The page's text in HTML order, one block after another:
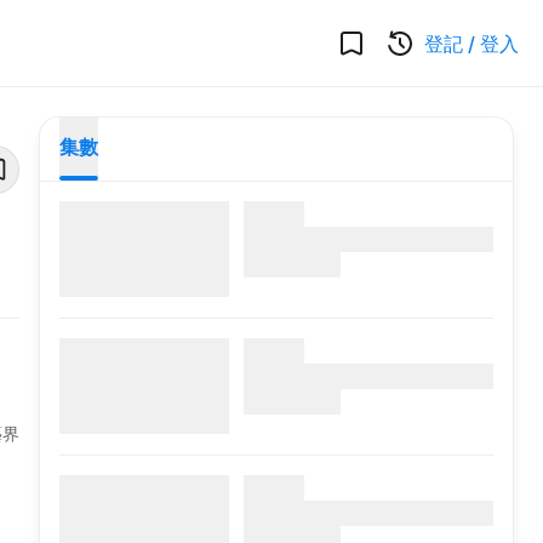
登記 / 登入
集數